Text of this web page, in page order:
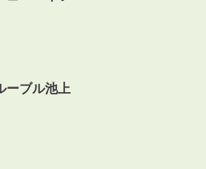
ーブル池上